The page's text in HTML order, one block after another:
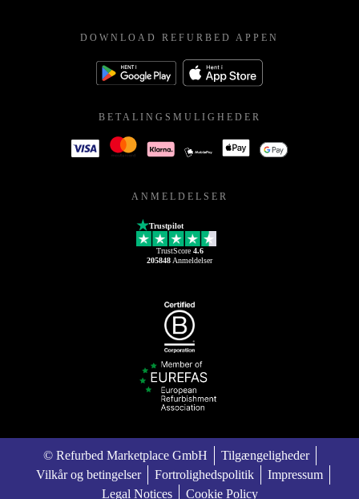
DOWNLOAD REFURBED APPEN
BETALINGSMULIGHEDER
ANMELDELSER
Trustpilot
TrustScore 4.6
205848 Anmeldelser
© Refurbed Marketplace GmbH
Tilgængeligheder
Vilkår og betingelser
Fortrolighedspolitik
Impressum
Legal Notices
Cookie Policy